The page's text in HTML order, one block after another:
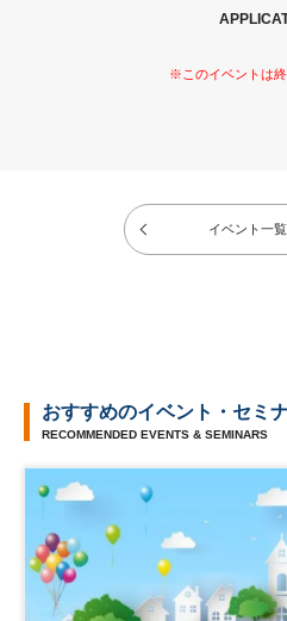
イベント一
おすすめのイベント・セミ
RECOMMENDED EVENTS & SEMINARS